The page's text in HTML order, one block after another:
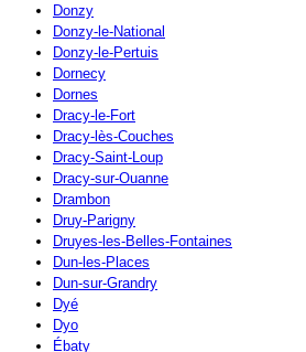
Donzy
Donzy-le-National
Donzy-le-Pertuis
Dornecy
Dornes
Dracy-le-Fort
Dracy-lès-Couches
Dracy-Saint-Loup
Dracy-sur-Ouanne
Drambon
Druy-Parigny
Druyes-les-Belles-Fontaines
Dun-les-Places
Dun-sur-Grandry
Dyé
Dyo
Ébaty